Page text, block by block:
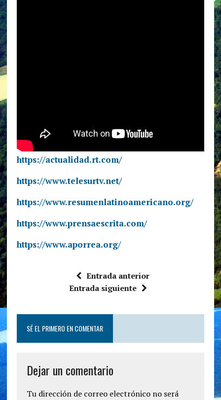
https://actualidad.rt.com/
https://www.telesurtv.net/
https://www.resumenlatinoamericano.org/
https://www.prensaescrita.com/
https://www.aporrea.org/
Entrada anterior
Entrada siguiente
SÉ EL PRIMERO EN COMENTAR
Dejar un comentario
Tu dirección de correo electrónico no será